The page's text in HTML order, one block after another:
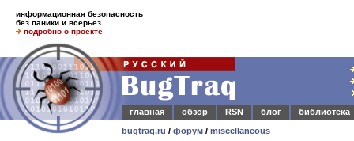
информационная безопасность
без паники и всерьез
подробно о проекте
главная обзор RSN блог
библиотека
bugtraq.ru / форум / miscellaneous